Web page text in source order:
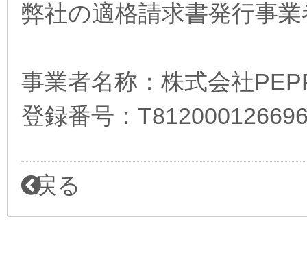
弊社の適格請求書発行事
事業者名称：株式会社
登録番号：
戻る